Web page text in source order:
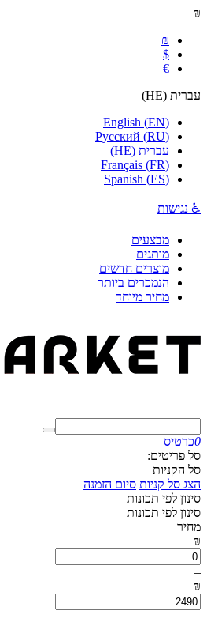
₪
₪
$
€
עברית (
HE
)
English (EN)
Русский (RU)
עברית (
HE
)
Français (FR)
Spanish (ES)
♿ נגישות
מבצעים
מותגים
מוצרים חדשים
הנמכרים ביותר
מחיר מיוחד
0כרטיס
סל פריטים:
סל הקניות
הצג סל קניות סיום הזמנה
סינון לפי תכונות
סינון לפי תכונות
מחיר
₪
–
₪